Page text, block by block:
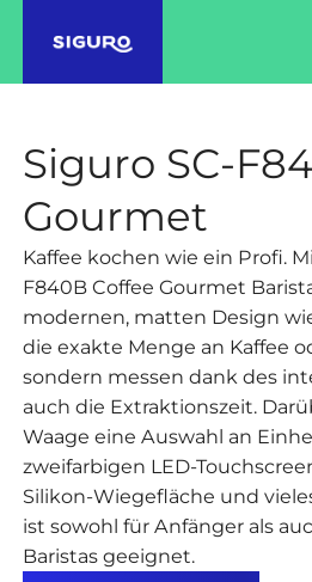
Siguro SC-
Gourmet
Kaffee kochen wie ein Profi.
F840B Coffee Gourmet
modernen, matten Design
die exakte Menge an Kaffee
sondern messen dank des
auch die Extraktionszeit.
Waage eine Auswahl an
zweifarbigen LED-
Silikon-Wiegefläche und
ist sowohl für Anfänger als
Baristas geeignet.